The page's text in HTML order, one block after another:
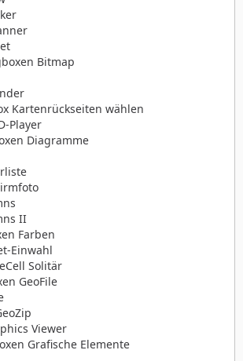
Bitmap
Kartenrückseiten wählen
Player
Diagramme
II
Farben
Einwahl
Solitär
GeoFile
Viewer
Grafische Elemente